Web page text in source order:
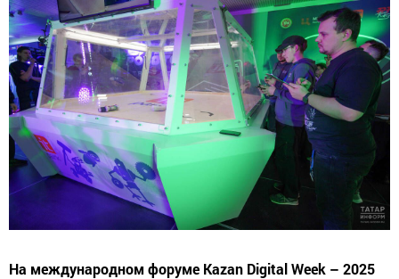
На международном форуме Kazan Digital Week – 2025